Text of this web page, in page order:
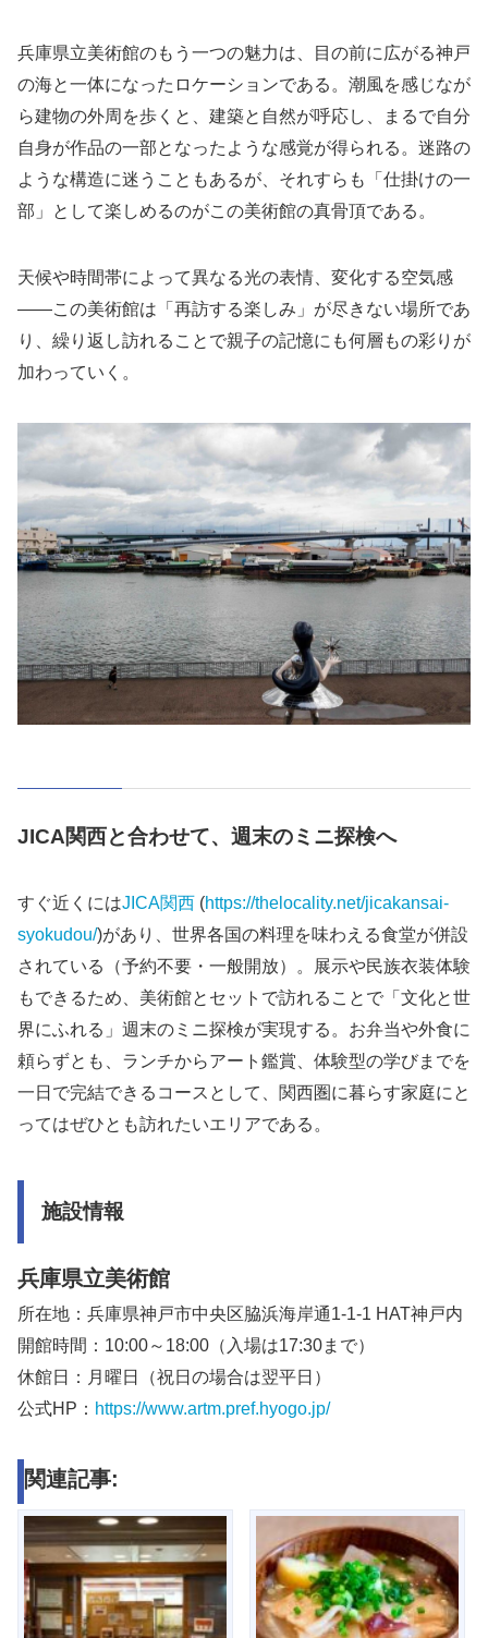
兵庫県立美術館のもう一つの魅力は、目の前に広がる神戸
の海と一体になったロケーションである。潮風を感じなが
ら建物の外周を歩くと、建築と自然が呼応し、まるで自分
自身が作品の一部となったような感覚が得られる。迷路の
ような構造に迷うこともあるが、それすらも「仕掛けの一
部」として楽しめるのがこの美術館の真骨頂である。
天候や時間帯によって異なる光の表情、変化する空気感
——この美術館は「再訪する楽しみ」が尽きない場所であ
り、繰り返し訪れることで親子の記憶にも何層もの彩りが
加わっていく。
JICA関西と合わせて、週末のミニ探検へ
すぐ近くにはJICA関西 (https://thelocality.net/jicakansai-
syokudou/)があり、世界各国の料理を味わえる食堂が併設
されている（予約不要・一般開放）。展示や民族衣装体験
もできるため、美術館とセットで訪れることで「文化と世
界にふれる」週末のミニ探検が実現する。お弁当や外食に
頼らずとも、ランチからアート鑑賞、体験型の学びまでを
一日で完結できるコースとして、関西圏に暮らす家庭にと
ってはぜひとも訪れたいエリアである。
施設情報
兵庫県立美術館
所在地：兵庫県神戸市中央区脇浜海岸通1-1-1 HAT神戸内
開館時間：10:00～18:00（入場は17:30まで）
休館日：月曜日（祝日の場合は翌平日）
公式HP： https://www.artm.pref.hyogo.jp/
関連記事: